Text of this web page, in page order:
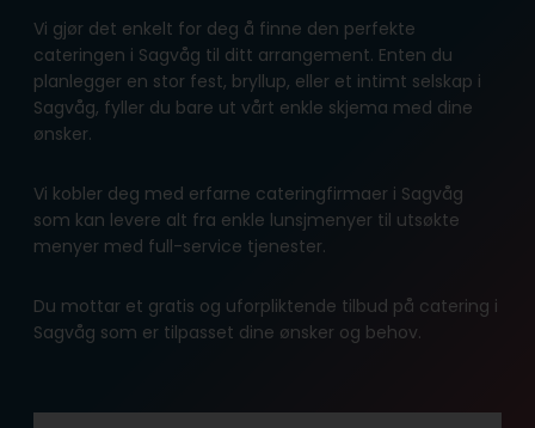
Vi gjør det enkelt for deg å finne den perfekte
cateringen i Sagvåg til ditt arrangement. Enten du
planlegger en stor fest, bryllup, eller et intimt selskap i
Sagvåg, fyller du bare ut vårt enkle skjema med dine
ønsker.
Vi kobler deg med erfarne cateringfirmaer i Sagvåg
som kan levere alt fra enkle lunsjmenyer til utsøkte
menyer med full-service tjenester.
Du mottar et gratis og uforpliktende tilbud på catering i
Sagvåg som er tilpasset dine ønsker og behov.